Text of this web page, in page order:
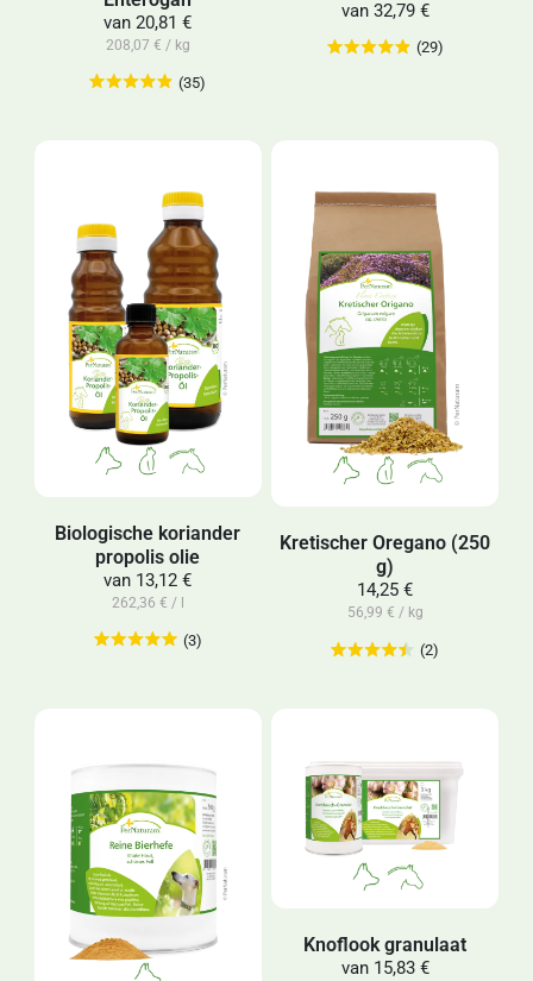
van 20,81 €
208,07 € / kg
(35)
van32,79 €
(29)
Biologische koriander
propolis olie
van 13,12 €
262,36 € / l
(3)
Kretischer Oregano (250
g)
14,25 €
56,99 € / kg
(2)
Knoflook granulaat
van15,83 €